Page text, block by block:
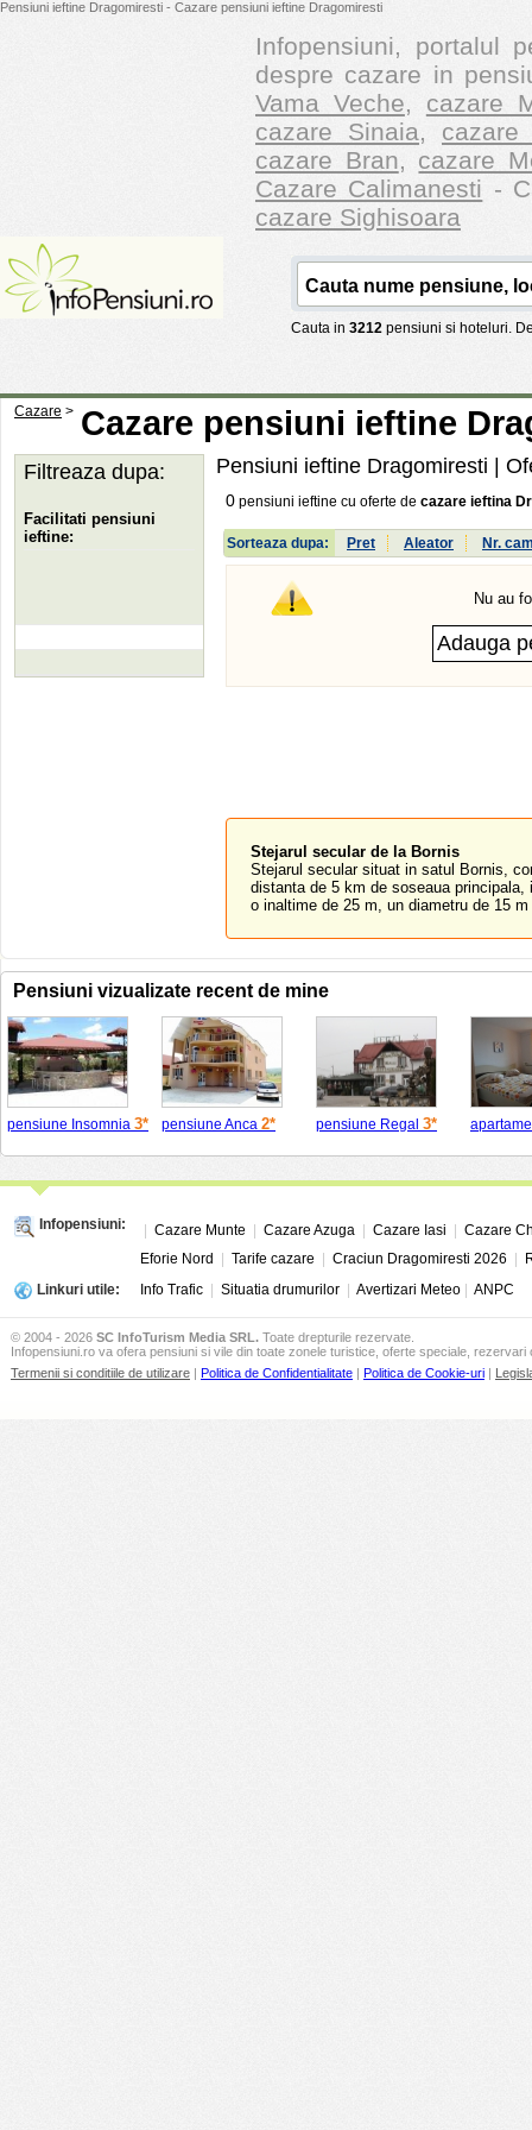
Pensiuni ieftine Dragomiresti - Cazare pensiuni ieftine Dragomiresti
Infopensiuni, portalul
despre cazare in
Vama Veche, cazare
cazare Sinaia, cazare
cazare Bran, cazare
Cazare Calimanesti -
cazare Sighisoara
Cauta in 3212 pensiuni si hoteluri.
Cazare > Cazare pensiuni ieftine
Pensiuni ieftine Dragomiresti |
0 pensiuni ieftine cu oferte de cazare ieftina
Sorteaza dupa: Pret Aleator Nr.
Nu au
Stejarul secular de la Bornis
Stejarul secular situat in satul Bornis,
distanta de 5 km de soseaua principala,
o inaltime de 25 m, un diametru de 15
Filtreaza dupa:
Facilitati pensiuni
ieftine:
Pensiuni vizualizate recent de mine
pensiune Insomnia 3* pensiune Anca 2* pensiune Regal 3*
Infopensiuni: Cazare Munte Cazare Azuga Cazare Iasi
Cazare
Eforie Nord
Tarife cazare Craciun Dragomiresti 2026
Linkuri utile:
Info Trafic Situatia drumurilor Avertizari Meteo ANPC
© 2004 - 2026 SC InfoTurism Media SRL. Toate drepturile rezervate.
Infopensiuni.ro va ofera pensiuni si vile din toate zonele turistice, oferte speciale, rezervari
Termenii si conditiile de utilizare
Politica de Confidentialitate Politica de Cookie-uri